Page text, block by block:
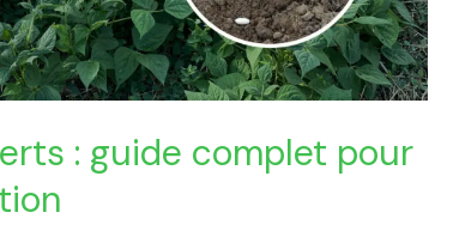
: guide complet pour